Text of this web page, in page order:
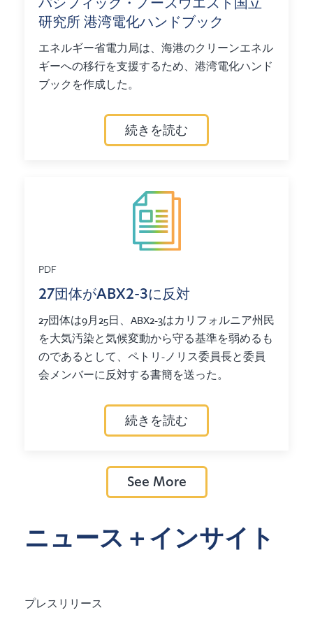
パシフィック・ノースウエスト国立
研究所 港湾電化ハンドブック
エネルギー省電力局は、海港のクリーンエネル
ギーへの移行を支援するため、港湾電化ハンド
ブックを作成した。
続きを読む
PDF
27団体がABX2-3に反対
27団体は9月25日、ABX2-3はカリフォルニア州民
を大気汚染と気候変動から守る基準を弱めるも
のであるとして、ペトリ-ノリス委員長と委員
会メンバーに反対する書簡を送った。
続きを読む
See More
ニュース＋インサイト
プレスリリース